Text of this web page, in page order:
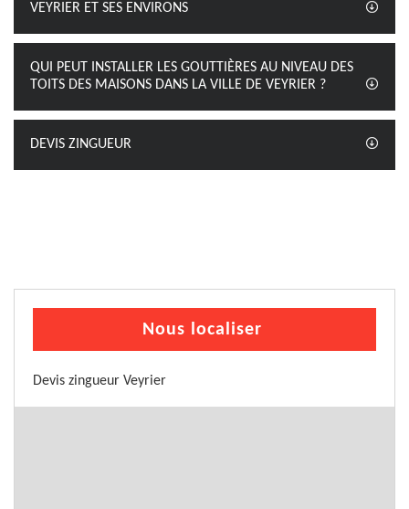
VEYRIER ET SES ENVIRONS
QUI PEUT INSTALLER LES GOUTTIÈRES AU NIVEAU DES
TOITS DES MAISONS DANS LA VILLE DE VEYRIER ?
DEVIS ZINGUEUR
Nous localiser
Devis zingueur Veyrier